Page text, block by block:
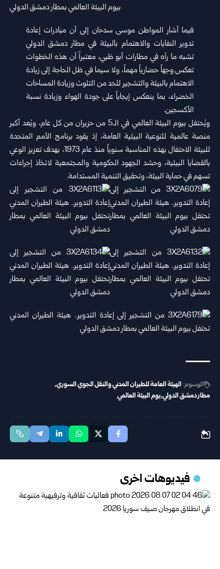
فيما أشار المواطن موسى سدحان إلى أن مبادرات إعادة
تدوير النفايات والاهتمام بالبيئة في مطار دمشق الدولي
تشبه ما رآه في مطارات أبو ظبي، معتبراً أن هذه الخطوات
تعكس وجهاً حضارياً مهماً، ولا سيما في ظل الحاجة إلى زيادة
الاهتمام بالبيئة والتشجير للحد من التلوث وزيادة المساحات
الخضراء، بما ينعكس إيجاباً على جودة الهواء وزيادة نسبة
الأكسجين.
ويُحتفل بيوم البيئة العالمي في الـ5 من حزيران من كل عام، ويُعد أكبر
منصة عالمية للتوعية البيئية العامة، إذ يقود برنامج الأمم المتحدة
للبيئة الاحتفال بهذه المناسبة سنوياً منذ عام 1973، بهدف تعزيز الوعي
بالقضايا البيئية، وحشد الجهود الحكومية والمجتمعية لاتخاذ إجراءات
تسهم في حماية البيئة، وتحقيق التنمية المستدامة.
الوسوم: الهيئة العامة للطيران المدني والنقل الجوي السوري
مطار دمشق الدولي يوم البيئة العالمي
فيديوهات اخرى